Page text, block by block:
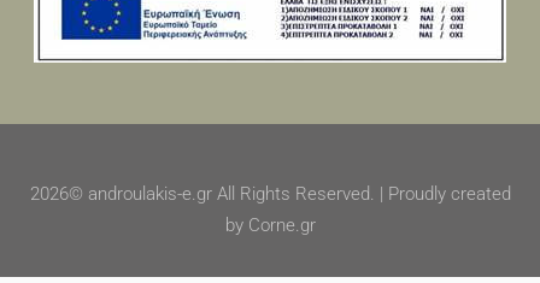
2026© androulakis-e.gr All Rights Reserved. | Proudly created
by Corne.gr